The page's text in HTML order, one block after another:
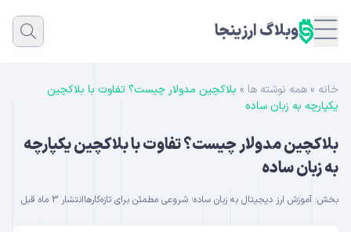
وبلاگ ارزینجا
خانه » همه نوشته ها » بلاکچین مدولار چیست؟ تفاوت با بلاکچین
یکپارچه به زبان ساده
بلاکچین مدولار چیست؟ تفاوت با بلاکچین یکپارچه
به زبان ساده
بخش: آموزش ارز دیجیتال به زبان ساده؛ شروعی مطمئن برای تازه‌کارهاانتشار 3 ماه قبل